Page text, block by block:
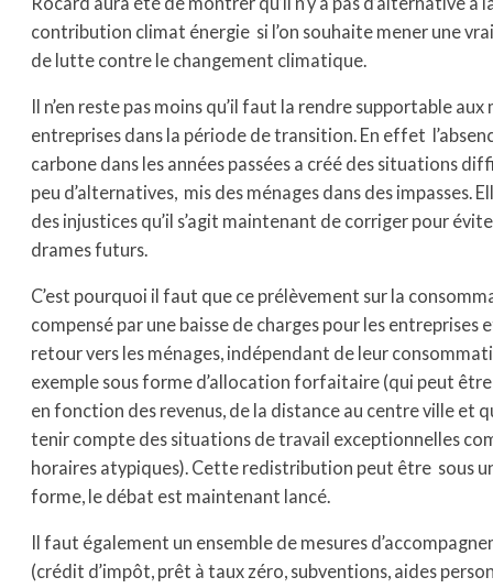
contribution climat énergie si l’on souhaite mener une
de lutte contre le changement climatique.
Il n’en reste pas moins qu’il faut la rendre supportable aux
entreprises dans la période de transition. En effet
carbone dans les années passées a créé des situations
peu d’alternatives, mis des ménages dans des impasses.
des injustices qu’il s’agit maintenant de corriger pour
drames futurs.
C’est pourquoi il faut que ce prélèvement sur la
compensé par une baisse de charges pour les entreprises
retour vers les ménages, indépendant de leur
exemple sous forme d’allocation forfaitaire (qui peut
en fonction des revenus, de la distance au centre ville et
tenir compte des situations de travail exceptionnelles
horaires atypiques). Cette redistribution peut être sous
forme, le débat est maintenant lancé.
Il faut également un ensemble de mesures
(crédit d’impôt, prêt à taux zéro, subventions, aides